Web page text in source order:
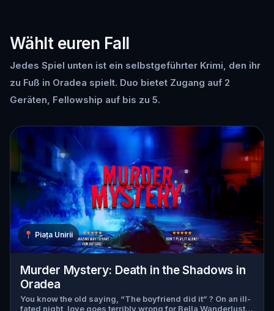
Wählt euren Fall
Jedes Spiel unten ist ein selbstgeführter Krimi, den ihr
zu Fuß in Oradea spielt. Duo bietet Zugang auf 2
Geräten, Fellowship auf bis zu 5.
📍 Piața Unirii
Murder Mystery: Death in the Shadows in
Oradea
You know the old saying, “The boyfriend did it” ? On an ill-
fated night, love goes terribly wrong for Bella Wanderlust